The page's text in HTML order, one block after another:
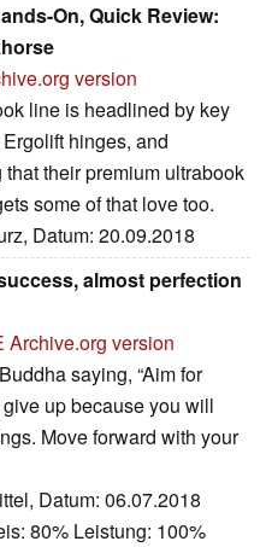
On, Quick Review:
version
line is headlined by key
hinges, and
their premium ultrabook
some of that love too.
Datum: 20.09.2018
almost perfection
Archive.org version
saying, “Aim for
up because you will
Move forward with your
Datum: 06.07.2018
80% Leistung: 100%